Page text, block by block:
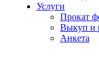
Услуги
Прокат
Выкуп и
Анкета